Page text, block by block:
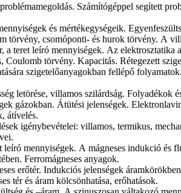
Számítógéppel segített
és mértékegységeik.
törvény, csomóponti- és hurok törvény. A
a teret leíró mennyiségek. Az elektrosztatika
Coulomb törvény. Kapacitás. Rétegezett
szigetelőanyagokban fellépő
letörése, villamos szilárdság. Folyadékok
gázokban. Átütési jelenségek.
átívelés.
igénybevételei: villamos, termikus,
leíró mennyiségek. A mágneses indukció és
Ferromágneses anyagok.
erőtér. Indukciós jelenségek
tér és áram kölcsönhatása, erőhatások.